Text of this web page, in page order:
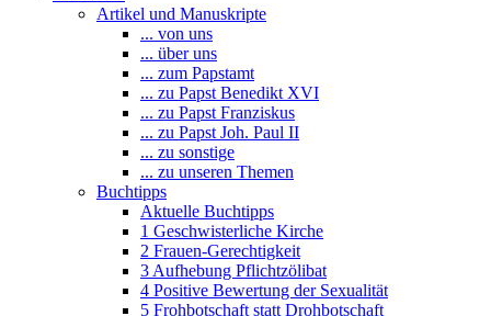
Artikel und Manuskripte
... von uns
... über uns
... zum Papstamt
... zu Papst Benedikt XVI
... zu Papst Franziskus
... zu Papst Joh. Paul II
... zu sonstige
... zu unseren Themen
Buchtipps
Aktuelle Buchtipps
1 Geschwisterliche Kirche
2 Frauen-Gerechtigkeit
3 Aufhebung Pflichtzölibat
4 Positive Bewertung der Sexualität
5 Frohbotschaft statt Drohbotschaft